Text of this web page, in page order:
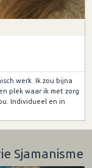
werk. Ik zou bijna
plek waar ik met zorg
Individueel en in
Sjamanisme